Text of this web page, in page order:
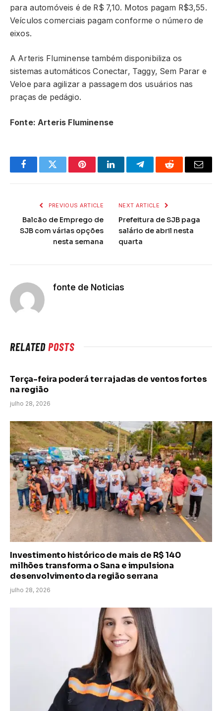
para automóveis é de R$ 7,10. Motos pagam R$3,55.
Veículos comerciais pagam conforme o número de
eixos.
A Arteris Fluminense também disponibiliza os
sistemas automáticos Conectar, Taggy, Sem Parar e
Veloe para agilizar a passagem dos usuários nas
praças de pedágio.
Fonte: Arteris Fluminense
FacebookTwitter PinterestLinkedInTelegramReddit Email
PREVIOUS ARTICLE
Balcão de Emprego de
SJB com várias opções
nesta semana
NEXT ARTICLE
Prefeitura de SJB paga
salário de abril nesta
quarta
fonte de Noticias
RELATEDPOSTS
Terça-feira poderá ter rajadas de ventos fortes
na região
julho 28, 2026
Investimento histórico de mais de R$ 140
milhões transforma o Sana e impulsiona
desenvolvimento da região serrana
julho 28, 2026